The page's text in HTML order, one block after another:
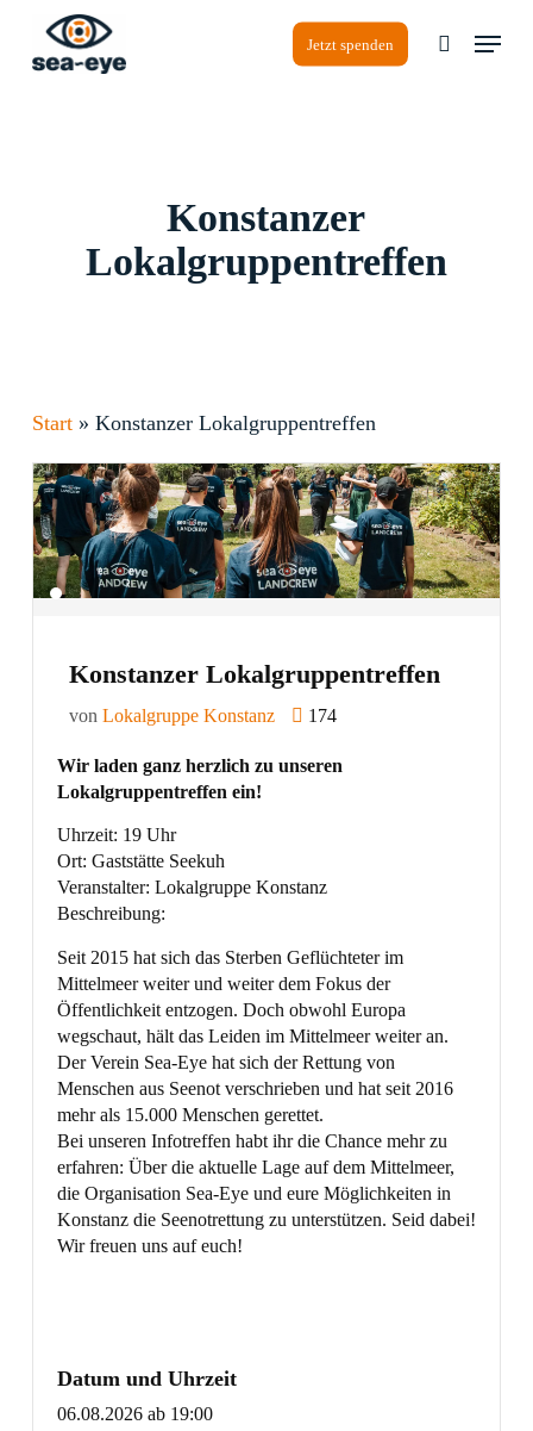
main
Jetzt spenden search
Menu
Konstanzer
Lokalgruppentreffen
Start» Konstanzer Lokalgruppentreffen
Konstanzer Lokalgruppentreffen
von Lokalgruppe Konstanz 174
Wir laden ganz herzlich zu unseren
Lokalgruppentreffen ein!
Uhrzeit: 19 Uhr
Ort: Gaststätte Seekuh
Veranstalter: Lokalgruppe Konstanz
Beschreibung:
Seit 2015 hat sich das Sterben Geflüchteter im
Mittelmeer weiter und weiter dem Fokus der
Öffentlichkeit entzogen. Doch obwohl Europa
wegschaut, hält das Leiden im Mittelmeer weiter an.
Der Verein Sea-Eye hat sich der Rettung von
Menschen aus Seenot verschrieben und hat seit 2016
mehr als 15.000 Menschen gerettet.
Bei unseren Infotreffen habt ihr die Chance mehr zu
erfahren: Über die aktuelle Lage auf dem Mittelmeer,
die Organisation Sea-Eye und eure Möglichkeiten in
Konstanz die Seenotrettung zu unterstützen. Seid dabei!
Wir freuen uns auf euch!
Datum und Uhrzeit
06.08.2026 ab 19:00